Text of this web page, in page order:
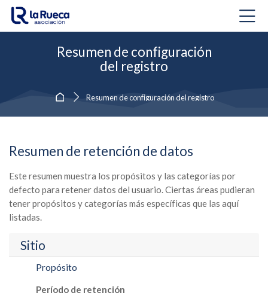
Skip to navigation
Skip to login form
Salta al contenido principal
Skip to accessibility options
Skip to footer
Skip accessibility options
Resumen de configuración
del registro
Página Principal
Resumen de configuración del registro
Resumen de retención de datos
Este resumen muestra los propósitos y las categorías por
defecto para retener datos del usuario. Ciertas áreas pudieran
tener propósitos y categorías más específicas que las aquí
listadas.
Sitio
Propósito
Período de retención